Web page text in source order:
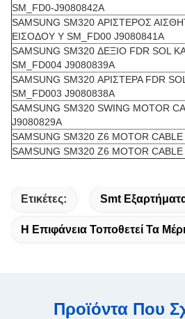
SM_FD0-J9080842A
SAMSUNG SM320 ΑΡΙΣΤΕΡΟΣ
ΕΙΣΟΔΟΥ Y SM_FD00 J9080841A
SAMSUNG SM320 ΔΕΞΙΟ FDR SOL
SM_FD004 J9080839A
SAMSUNG SM320 ΑΡΙΣΤΕΡΑ FDR
SM_FD003 J9080838A
SAMSUNG SM320 SWING MOTOR
J9080829A
SAMSUNG SM320 Z6 MOTOR
SAMSUNG SM320 Z6 MOTOR
Ετικέτες: Smt
Η Επιφάνεια Τοποθετεί Τα
Προϊόντα Που